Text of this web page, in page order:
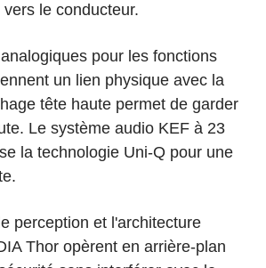
le conducteur.
pour les fonctions
un lien physique avec la
tête haute permet de garder
Le système audio KEF à 23
la technologie Uni-Q pour une
perception et l'architecture
Thor opèrent en arrière-plan